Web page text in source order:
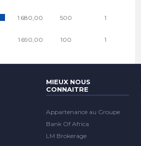
1 680,00 500 1
1 690,00 100 1
MIEUX NOUS
CONNAITRE
Appartenance au Groupe
Bank Of Africa
LM Brokerage